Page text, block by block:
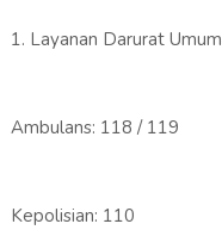
1. Layanan Darurat Umum
Ambulans: 118 / 119
Kepolisian: 110